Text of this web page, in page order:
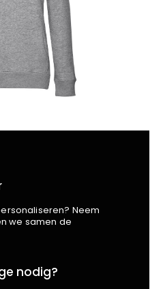
Kapper
Neem
we samen de
nodig?